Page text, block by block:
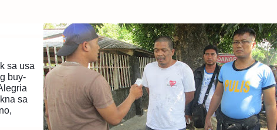
sa usa
buy-
sa